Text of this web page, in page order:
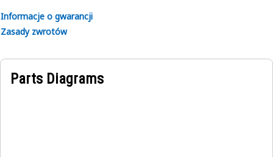
Informacje o gwarancji
Zasady zwrotów
Parts Diagrams